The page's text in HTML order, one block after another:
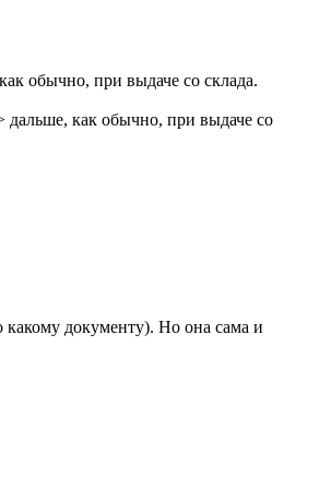
обычно, при выдаче со склада.
дальше, как обычно, при выдаче со
какому документу). Но она сама и